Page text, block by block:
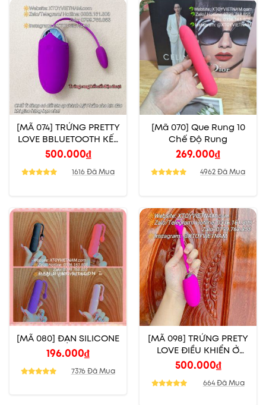
[MÃ 074] TRỨNG PRETTY
LOVE BBLUETOOTH KẾT
NỐI ĐIỆN THOẠI
500.000₫
1616 Đã Mua
[Mã 070] Que Rung 10
Chế Độ Rung
269.000₫
4962 Đã Mua
[MÃ 080] ĐẠN SILICONE
196.000₫
7376 Đã Mua
[MÃ 098] TRỨNG PRETY
LOVE ĐIỀU KHIỂN Ở
ĐUÔI
500.000₫
664 Đã Mua